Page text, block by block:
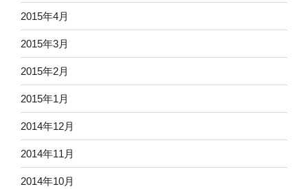
2015年4月
2015年3月
2015年2月
2015年1月
2014年12月
2014年11月
2014年10月